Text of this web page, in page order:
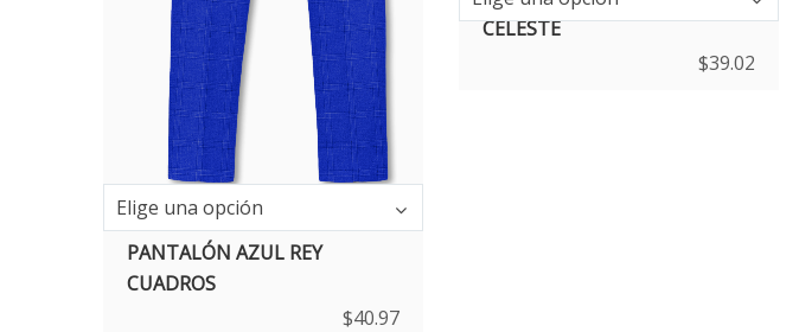
Elige una opción
PANTALÓN AZUL REY
CUADROS
$40.97
CELESTE
$39.02